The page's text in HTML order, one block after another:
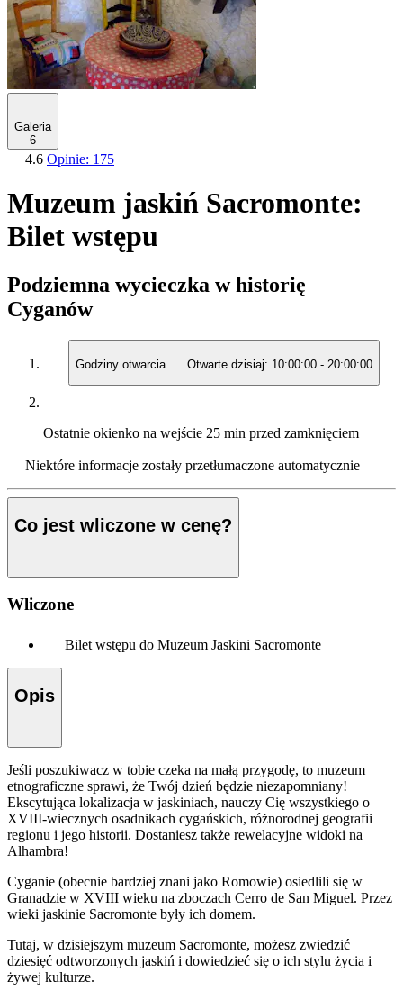
Galeria
6
4.6 Opinie: 175
Muzeum jaskiń Sacromonte:
Bilet wstępu
Podziemna wycieczka w historię
Cyganów
Godziny otwarcia Otwarte dzisiaj: 10:00:00 - 20:00:00
Ostatnie okienko na wejście 25 min przed zamknięciem
Niektóre informacje zostały przetłumaczone automatycznie
Co jest wliczone w cenę?
Wliczone
Bilet wstępu do Muzeum Jaskini Sacromonte
Opis
Jeśli poszukiwacz w tobie czeka na małą przygodę, to muzeum
etnograficzne sprawi, że Twój dzień będzie niezapomniany!
Ekscytująca lokalizacja w jaskiniach, nauczy Cię wszystkiego o
XVIII-wiecznych osadnikach cygańskich, różnorodnej geografii
regionu i jego historii. Dostaniesz także rewelacyjne widoki na
Alhambra!
Cyganie (obecnie bardziej znani jako Romowie) osiedlili się w
Granadzie w XVIII wieku na zboczach Cerro de San Miguel. Przez
wieki jaskinie Sacromonte były ich domem.
Tutaj, w dzisiejszym muzeum Sacromonte, możesz zwiedzić
dziesięć odtworzonych jaskiń i dowiedzieć się o ich stylu życia i
żywej kulturze.